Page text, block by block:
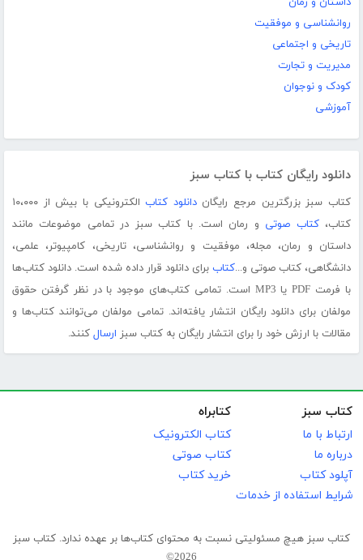
روانشناسی و موفقیت
تاریخی و اجتماعی
مدیریت و تجارت
کودک و نوجوان
آموزشی
دانلود رایگان کتاب با کتاب سبز
کتاب سبز بزرگترین مرجع رایگاندانلود کتاب
الکترونیکی با بیش از ۱۰،۰۰۰
کتاب،کتاب صوتی و رمان است. با کتاب سبز در تمامی موضوعات مانند
داستان و رمان، مجله، موفقیت و روانشناسی، تاریخی، کامپیوتر، علمی،
دانشگاهی، کتاب صوتی و...کتاب برای دانلود قرار داده شده است. دانلود کتاب‌ها
با فرمت PDF یا MP3 است. تمامی کتاب‌های موجود با در نظر گرفتن حقوق
مولفان برای دانلود رایگان انتشار یافته‌اند. تمامی مولفان می‌توانند کتاب‌ها و
مقالات با ارزش خود را برای انتشار رایگان به کتاب سبز ارسال کنند.
کتاب سبز
ارتباط با ما
درباره ما
آپلود کتاب
شرایط استفاده از خدمات
کتابراه
کتاب الکترونیک
کتاب صوتی
خرید کتاب
کتاب سبز هیچ مسئولیتی نسبت به محتوای کتاب‌ها بر عهده ندارد. کتاب سبز